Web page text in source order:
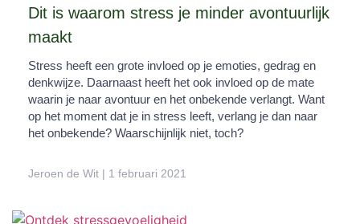
Dit is waarom stress je minder avontuurlijk
maakt
Stress heeft een grote invloed op je emoties, gedrag en
denkwijze. Daarnaast heeft het ook invloed op de mate
waarin je naar avontuur en het onbekende verlangt. Want
op het moment dat je in stress leeft, verlang je dan naar
het onbekende? Waarschijnlijk niet, toch?
Jeroen de Wit 1 februari 2021